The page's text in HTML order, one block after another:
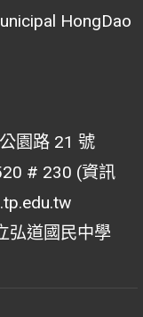
HongDao
園路 21 號
# 230 (資訊
弘道國民中學